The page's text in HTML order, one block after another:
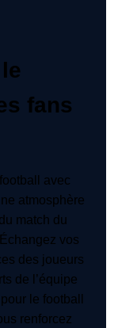
fans
avec
atmosphère
match du
vos
des joueurs
de l’équipe
le football
renforcez